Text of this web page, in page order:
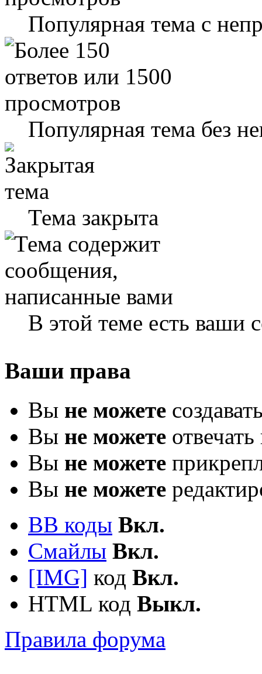
Популярная тема с
Популярная тема без
Тема закрыта
В этой теме есть ваши
Ваши права
Вы не можете
Вы не можете
Вы не можете
Вы не можете
BB коды Вкл.
Смайлы Вкл.
[IMG] код Вкл.
HTML код Выкл.
Правила форума